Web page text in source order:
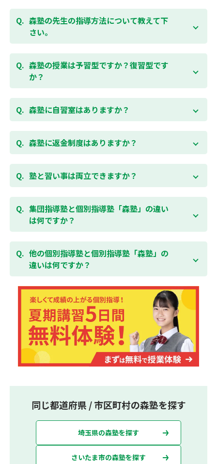
ご相談（お問合わせ）はこちら
お子様お一人おひとりの学校進度やテスト範囲にあわ
せて授業をすすめますので、定期テスト対策に繋がり
ます。森塾では、テスト直前に自分の予定にあわせ
て、テスト対策授業の追加ができます。 受講中の科目
ど）も可能です。 普段忙しくてなかなか手が回らない
科目も、テスト前に集中して対策できると好評です。
森塾の先生の指導方法について教えて下
さい。
「質量ともに日本一」と自負する研修制度を受け、知
識や教え方を習得した先生が、一人ひとりの能力、個
性に合わせて個別指導いたします。先生とお子様の相
性を大切にするために、相性が合わなければ先生変更
森塾の授業は予習型ですか？復習型です
か？
春期・夏期等の講習以外では森塾の授業は学校で習っ
たところを教える「復習型授業」ではなく、塾で習っ
のが楽しくなります。
勉強が楽しくなるとテストの成績が上がり、テストの
様の成績アップを目指しましょう！まずは無料授業体
験を！
無料体験はこちら
森塾に自習室はありますか？
各校舎に完備しています。
空いている時間があれば、学校の授業の予習や宿題、
森塾に返金制度はありますか？
森塾では保護者様に「安心して」入塾をご検討いただ
くために、ご入塾後4回授業を受けられるまでに入塾
「全額」を返金させていただく「返金制度」をご用意
しております。
塾と習い事は両立できますか？
森塾は個別指導ですので、時間や曜日を自由に選択す
ることができます。そのため、部活やすでにお通いの
習い事などと無理なく両立することができます。
集団指導塾と個別指導塾「森塾」の違い
は何ですか？
集団指導塾は多人数の生徒に対して授業を行う学校の
授業と似たスタイルでの指導となりますが、個別指導
塾の森塾は一人ひとりの学習スピードに合わせて個別
に指導します。
他の個別指導塾と個別指導塾「森塾」の
違いは何ですか？
個別指導塾の森塾は、「先生1人に生徒2人まで」の個
別指導で、「1科目＋20点の成績保証」が大評判の塾
です。しかも、「保護者様にも安心の授業料」で、多
くの保護者様からご好評いただいております。
同じ都道府県 / 市区町村の森塾を探す
埼玉県の森塾を探す
さいたま市の森塾を探す